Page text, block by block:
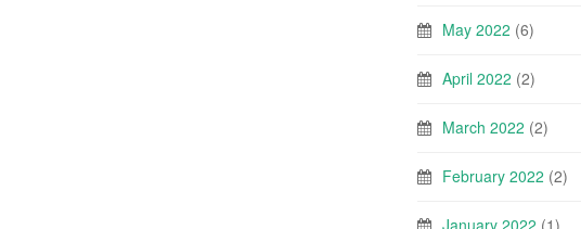
May 2022 (6)
April 2022 (2)
March 2022 (2)
February 2022 (2)
January 2022 (1)